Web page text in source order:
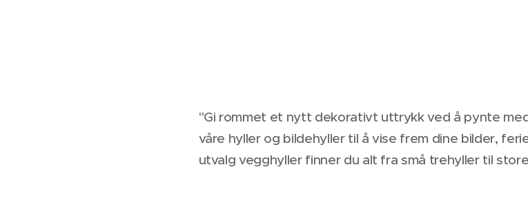
"Gi rommet et nytt dekorativt uttrykk ved å pynte
våre hyller og bildehyller til å vise frem dine bilder,
utvalg vegghyller finner du alt fra små trehyller til